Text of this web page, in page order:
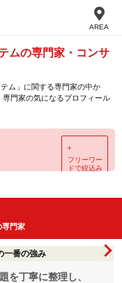
AREA
ムの専門家・コンサ
ム」に関する専門家の中か
門家の気になるプロフィール
＋
フリーワー
ドで絞込み
専門家
一番の強み
を丁寧に整理し、